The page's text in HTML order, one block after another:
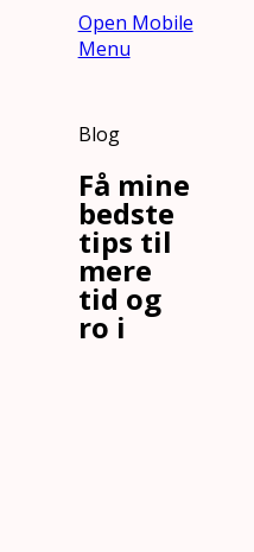
Open Mobile
Menu
Blog
Få mine
bedste
tips til
mere
tid og
ro i